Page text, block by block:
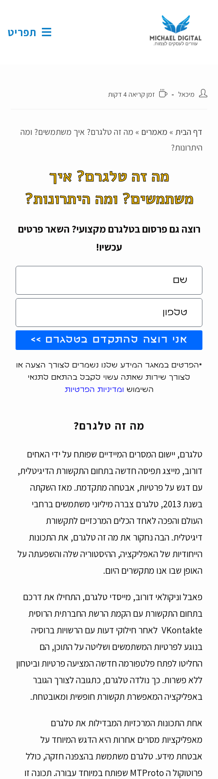
תפריט
מיכאל זמן קריאה 4 דקות
דף הבית » מאמרים » מה זה טלגרם? איך משתמשים? ומה
היתרונות?
מה זה טלגרם? איך
משתמשים? ומה היתרונות?
רוצה גם פרסום בטלגרם מקצועי? השאר פרטים
עכשיו!
אני רוצה להתקדם בטלגרם >>
*הפרטים במאגר המידע שלנו נשמרים לצורך הצעה או
לצורך שירות שאתה עשוי לקבל בהתאם לתנאי
השימוש
ומדיניות הפרטיות
מה זה טלגרם?
טלגרם, יישום המסרים המיידיים שפותח על ידי האחים
דורוב, מייצג תפיסה חדשה בתחום התקשורת הדיגיטלית,
עם דגש על פרטיות, אבטחה מתקדמת. מאז השקתה
בשנת 2013, טלגרם צברה מיליוני משתמשים ברחבי
העולם והפכה לאחד הכלים המרכזיים לתקשורת
דיגיטלית. הבה נחקור את מה זה טלגרם, את התכונות
הייחודיות של האפליקציה, ההיסטוריה שלה והשפעתה על
האופן שבו אנו מתקשרים היום.
פאבל וניקולאי דורוב, מייסדי טלגרם, התחילו את דרכם
בתחום התקשורת עם הקמת הרשת החברתית הרוסית
VKontakte לאחר חילוקי דעות עם הרשויות ברוסיה
בנוגע לפרטיות המשתמשים ושליטה על התוכן, הם
החליטו לפתח פלטפורמה חדשה המציעה פרטיות וביטחון
ללא פשרות. כך נולדה טלגרם, כתגובה לצורך הגובר
באפליקציה המאפשרת תקשורת חופשית ומאובטחת.
אחת התכונות המרכזיות המבדילות את טלגרם
מאפליקציות מסרים אחרות היא הדגש המיוחד על
אבטחת מידע. טלגרם משתמשת בהצפנה חזקה, כולל
פרוטוקול ה MTProto שפותח במיוחד עבורה. תכונה זו